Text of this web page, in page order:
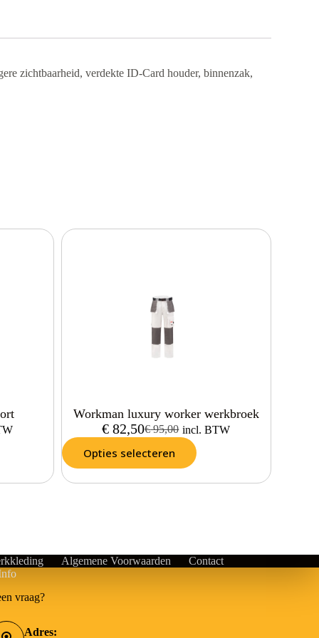
zichtbaarheid, verdekte ID-Card houder, binnenzak,
Workman luxury worker werkbroek
€95,00
€ 82,50 incl. BTW
Opties selecteren
Algemene Voorwaarden
Contact
vraag?
Adres: